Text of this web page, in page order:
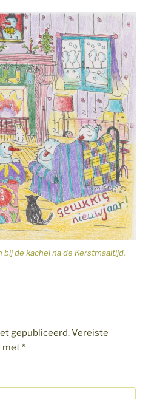
de kachel na de Kerstmaaltijd,
gepubliceerd.Vereiste
met*